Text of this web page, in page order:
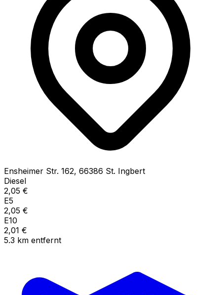
Ensheimer Str. 162, 66386 St. Ingbert
Diesel
2,05 €
E5
2,05 €
E10
2,01 €
5.3 km entfernt